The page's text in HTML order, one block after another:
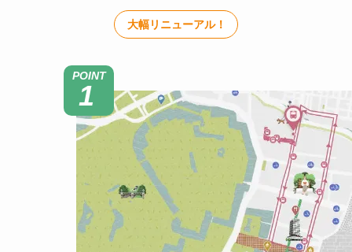
大幅リニューアル！
POINT
1